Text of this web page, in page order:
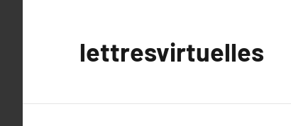
lettresvirtuelles